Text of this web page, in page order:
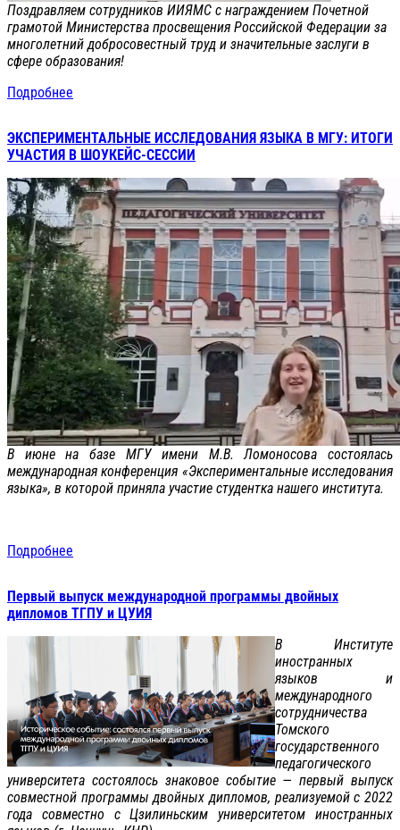
Поздравляем сотрудников ИИЯМС с награждением Почетной
грамотой Министерства просвещения Российской Федерации за
многолетний добросовестный труд и значительные заслуги в
сфере образования!
Подробнее
ЭКСПЕРИМЕНТАЛЬНЫЕ ИССЛЕДОВАНИЯ ЯЗЫКА В МГУ: ИТОГИ
УЧАСТИЯ В ШОУКЕЙС-СЕССИИ
В июне на базе МГУ имени М.В. Ломоносова состоялась
международная конференция «Экспериментальные исследования
языка», в которой приняла участие студентка нашего института.
Подробнее
Первый выпуск международной программы двойных
дипломов ТГПУ и ЦУИЯ
В Институте
иностранных
языков и
международного
сотрудничества
Томского
государственного
педагогического
университета состоялось знаковое событие — первый выпуск
совместной программы двойных дипломов, реализуемой с 2022
года совместно с Цзилиньским университетом иностранных